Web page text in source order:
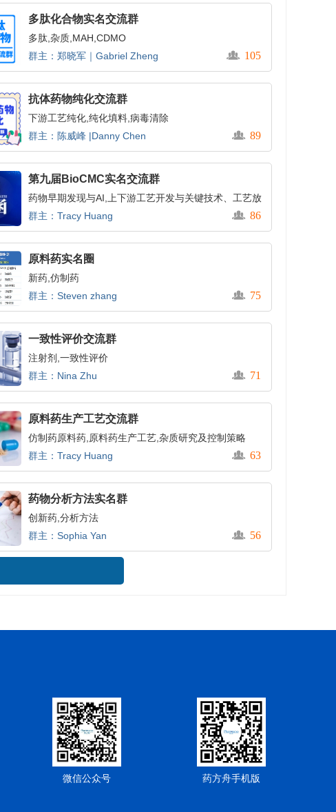
多肽化合物实名交流群
多肽,杂质,MAH,CDMO
群主：郑晓军｜Gabriel Zheng
105
抗体药物纯化交流群
下游工艺纯化,纯化填料,病毒清除
群主：陈威峰 |Danny Chen
89
第九届BioCMC实名交流群
药物早期发现与AI,上下游工艺开发与关键技术、工艺放
大/优化/变更/验证,制剂开发与分析,ADC药物CMC开发,
干细胞产品开发与CMC管理,AI 技术应用、抗体蛋白药
群主：Tracy Huang 86
原料药实名圈
新药,仿制药
群主：Steven zhang
75
一致性评价交流群
注射剂,一致性评价
群主：Nina Zhu
71
原料药生产工艺交流群
仿制药原料药,原料药生产工艺,杂质研究及控制策略
群主：Tracy Huang
63
药物分析方法实名群
创新药,分析方法
群主：Sophia Yan
56
微信公众号
药方舟手机版